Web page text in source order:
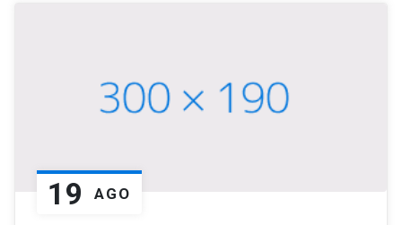
19 AGO